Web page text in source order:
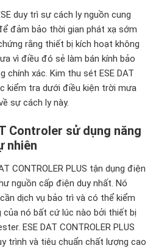
duy trì sự cách ly nguồn cung
đảm bảo thời gian phát xạ sớm
rằng thiết bị kích hoạt không
vì điều đó sẻ làm bán kính bảo
chính xác. Kim thu sét ESE DAT
kiểm tra dưới điều kiện trời mưa
sự cách ly này.
Controler sử dụng năng
nhiên
CONTROLER PLUS tận dụng điện
nguồn cấp điện duy nhất. Nó
dịch vụ bảo trì và có thể kiểm
nó bất cứ lúc nào bởi thiết bị
ESE DAT CONTROLER PLUS
trình và tiêu chuẩn chất lượng cao